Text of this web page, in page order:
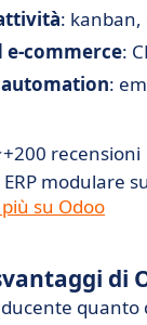
:
e-commerce:
:
+200 recensioni
modulare
su Odoo
di
quanto